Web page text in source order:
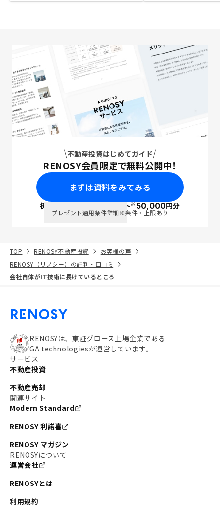
不動産投資はじめてガイド
RENOSY会員限定で無料公開中！
まずは資料をみてみる
初回面談で ポイント※50,000円分
プレゼント適用条件詳細※条件・上限あり
TOP RENOSY不動産投資
お客様の声
RENOSY（リノシー）の評判・口コミ
会社自体がIT技術に長けているところ
RENOSYは、東証グロース上場企業である
GA technologiesが運営しています。
サービス
不動産投資
不動産売却
関連サイト
Modern Standard
RENOSY 利諾喜
RENOSY マガジン
RENOSYについて
運営会社
RENOSYとは
利用規約